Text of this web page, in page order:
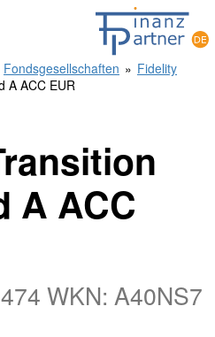
Fondsgesellschaften » Fidelity
A ACC EUR
A ACC
WKN: A40NS7